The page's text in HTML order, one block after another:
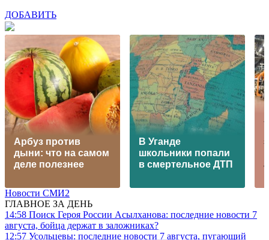
ДОБАВИТЬ
Арбуз против
дыни: что на самом
деле полезнее
В Уганде
школьники попали
в смертельное ДТП
Новости СМИ2
ГЛАВНОЕ ЗА ДЕНЬ
14:58 Поиск Героя России Асылханова: последние новости 7
августа, бойца держат в заложниках?
12:57 Усольцевы: последние новости 7 августа, пугающий